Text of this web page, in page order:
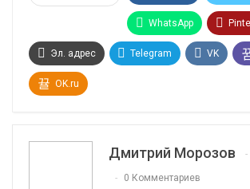
WhatsApp
Эл. адрес Telegram VK
OK.ru
Дмитрий Морозов
0 Комментариев